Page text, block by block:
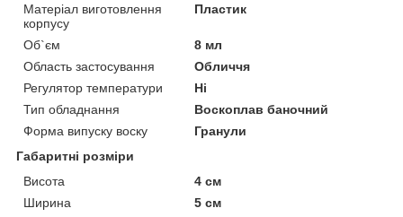
Матеріал виготовлення
корпусу
Пластик
Об`єм
8 мл
Область застосування
Обличчя
Регулятор температури
Ні
Тип обладнання
Воскоплав баночний
Форма випуску воску
Гранули
Габаритні розміри
Висота
4 см
Ширина
5 см